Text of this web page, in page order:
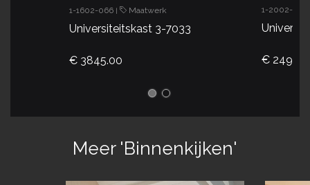
1-1602-066 | Maatwerk
Universiteitskast 3-7033
€ 3845.00
1-2002-035
€
Meer 'Binnenkijken'